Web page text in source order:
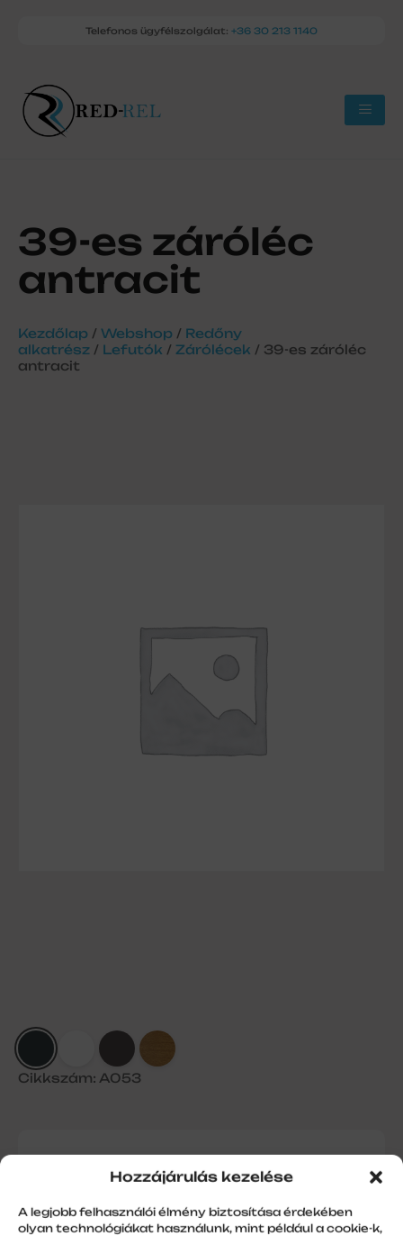
Hozzájárulás kezelése
A legjobb felhasználói élmény biztosítása érdekében
olyan technológiákat használunk, mint például a cookie-k,
Telefonos ügyfélszolgálat: +36 30 213 1140
39-es záróléc
antracit
Kezdőlap / Webshop / Redőny
alkatrész / Lefutók / Zárólécek / 39-es záróléc
antracit
Cikkszám: A053